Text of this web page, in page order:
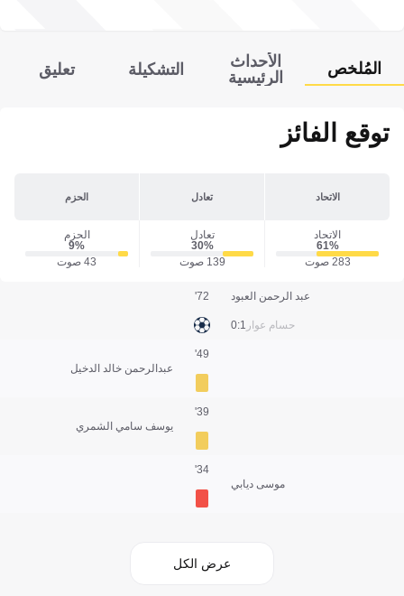
المُلخص
الأحداث
الرئيسية
التشكيلة تعليق
توقع الفائز
الاتحاد تعادل الحزم
الاتحاد
61‎%‎
283 صوت
تعادل
30‎%‎
139 صوت
الحزم
9‎%‎
43 صوت
عبد الرحمن العبود
حسام عوار 1:0
72'
عبدالرحمن خالد الدخيل
49'
يوسف سامي الشمري
39'
موسى ديابي
34'
عرض الكل